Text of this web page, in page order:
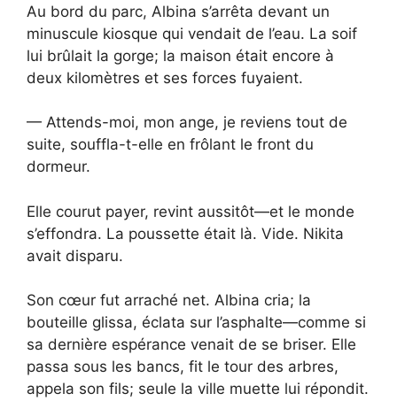
Au bord du parc, Albina s’arrêta devant un
minuscule kiosque qui vendait de l’eau. La soif
lui brûlait la gorge; la maison était encore à
deux kilomètres et ses forces fuyaient.
— Attends-moi, mon ange, je reviens tout de
suite, souffla-t-elle en frôlant le front du
dormeur.
Elle courut payer, revint aussitôt—et le monde
s’effondra. La poussette était là. Vide. Nikita
avait disparu.
Son cœur fut arraché net. Albina cria; la
bouteille glissa, éclata sur l’asphalte—comme si
sa dernière espérance venait de se briser. Elle
passa sous les bancs, fit le tour des arbres,
appela son fils; seule la ville muette lui répondit.